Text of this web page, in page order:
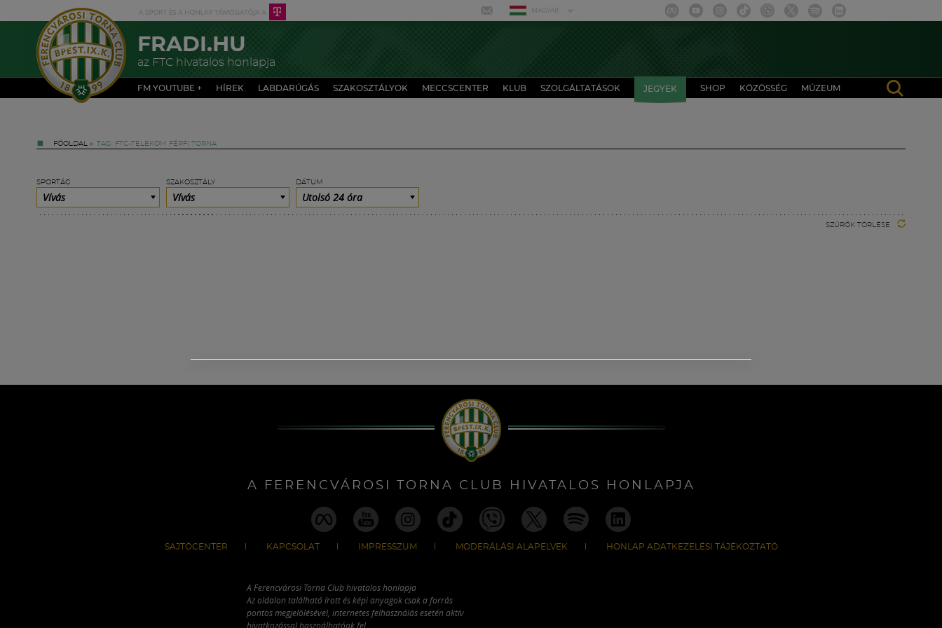
MAGYAR
FRADI.HU
az FTC hivatalos honlapja
FM YOUTUBE + HÍREK LABDARÚGÁS SZAKOSZTÁLYOK MECCSCENTER KLUB SZOLGÁLTATÁSOK JEGYEK SHOP KÖZÖSSÉG MÚZEUM
FŐOLDAL » TAG: FTC-TELEKOM FÉRFI TORNA
SPORTÁG
Vívás
SZAKOSZTÁLY
Vívás
DÁTUM
Utolsó 24 óra
SZŰRŐK TÖRLÉSE
A FERENCVÁROSI TORNA CLUB HIVATALOS HONLAPJA
SAJTÓCENTER KAPCSOLAT IMPRESSZUM MODERÁLÁSI ALAPELVEK HONLAP ADATKEZELÉSI TÁJÉKOZTATÓ
A Ferencvárosi Torna Club hivatalos honlapja
Az oldalon található írott és képi anyagok csak a forrás
pontos megjelölésével, internetes felhasználás esetén aktív
hivatkozással használhatóak fel.